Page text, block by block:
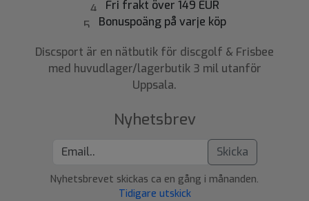
Fri frakt över 149 EUR
Bonuspoäng på varje köp
Discsport är en nätbutik för discgolf & Frisbee
med huvudlager/lagerbutik 3 mil utanför
Uppsala.
Nyhetsbrev
Skicka
Nyhetsbrevet skickas ca en gång i månanden.
Tidigare utskick